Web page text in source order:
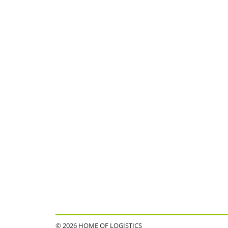
© 2026 HOME OF LOGISTICS